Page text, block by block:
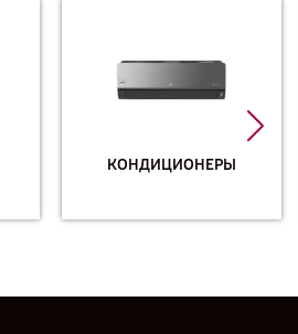
КОНДИЦИОНЕРЫ